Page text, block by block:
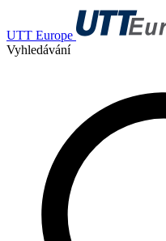
UTT Europe
Vyhledávání